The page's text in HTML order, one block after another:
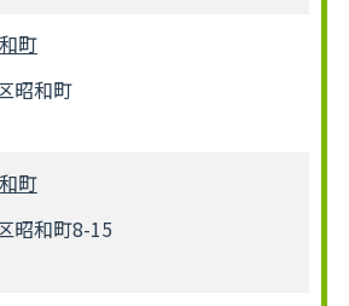
町
昭和町
町
昭和町8-15